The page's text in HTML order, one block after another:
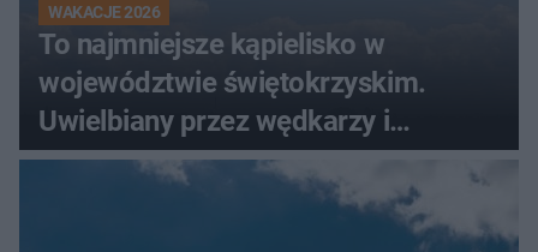
WAKACJE 2026
To najmniejsze kąpielisko w
województwie świętokrzyskim.
Uwielbiany przez wędkarzy i
turystów